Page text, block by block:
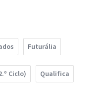
Futurália
Ciclo) Qualifica